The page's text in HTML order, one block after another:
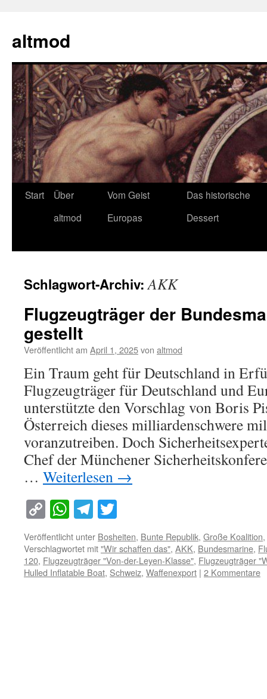
springen
altmod
Start
Über
altmod
Vom Geist
Europas
Das historische
Dessert
Schlagwort-Archiv:AKK
Flugzeugträger der
gestellt
Veröffentlicht am April 1, 2025von altmod
Ein Traum geht für Deutschland in
Flugzeugträger für Deutschland und
unterstützte den Vorschlag von Boris
Österreich dieses milliardenschwere
voranzutreiben. Doch
Chef der Münchener
… Weiterlesen →
Copy
Link
WhatsApp
Telegram
Veröffentlicht unter Bosheiten, Bunte Republik, Große Koalition,
Verschlagwortet mit"Wir schaffen das", AKK, Bundesmarine,
120, Flugzeugträger "Von-der-Leyen-Klasse", Flugzeugträger
Hulled Inflatable Boat, Schweiz, Waffenexport | 2 Kommentare